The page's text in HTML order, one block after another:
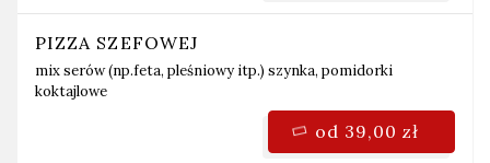
PIZZA SZEFOWEJ
mix serów (np.feta, pleśniowy itp.) szynka, pomidorki
koktajlowe